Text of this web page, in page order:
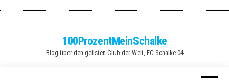
100ProzentMeinSchalke
Blog über den geilsten Club der Welt, FC Schalke 04